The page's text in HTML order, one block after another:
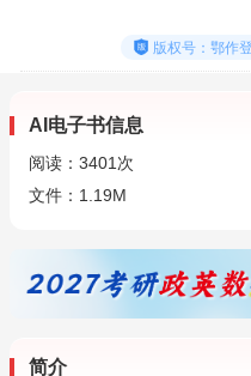
版权号：鄂作
AI电子书信息
阅读： 3401 次
文件：1.19M
简介